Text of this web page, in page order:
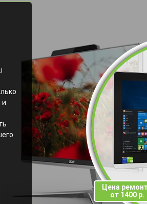
и
Цена
от 1400 р.